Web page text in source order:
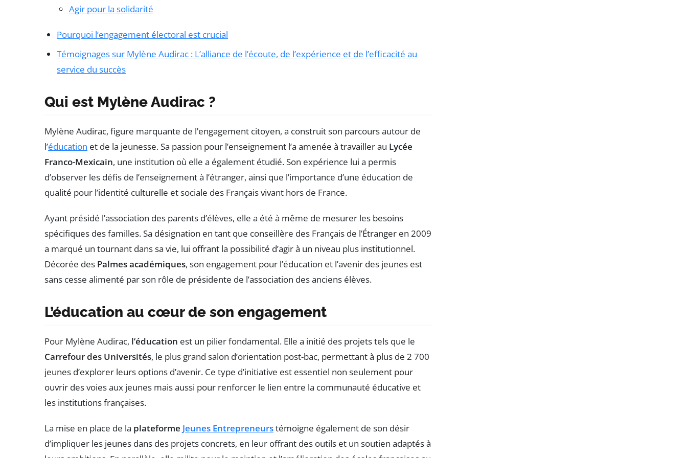
Agir pour la solidarité
Pourquoi l’engagement électoral est crucial
Témoignages sur Mylène Audirac : L’alliance de l’écoute, de l’expérience et de l’efficacité au
service du succès
Qui est Mylène Audirac ?
Mylène Audirac, figure marquante de l’engagement citoyen, a construit son parcours autour de
l’éducation et de la jeunesse. Sa passion pour l’enseignement l’a amenée à travailler au Lycée
Franco-Mexicain, une institution où elle a également étudié. Son expérience lui a permis
d’observer les défis de l’enseignement à l’étranger, ainsi que l’importance d’une éducation de
qualité pour l’identité culturelle et sociale des Français vivant hors de France.
Ayant présidé l’association des parents d’élèves, elle a été à même de mesurer les besoins
spécifiques des familles. Sa désignation en tant que conseillère des Français de l’Étranger en 2009
a marqué un tournant dans sa vie, lui offrant la possibilité d’agir à un niveau plus institutionnel.
Décorée des Palmes académiques, son engagement pour l’éducation et l’avenir des jeunes est
sans cesse alimenté par son rôle de présidente de l’association des anciens élèves.
L’éducation au cœur de son engagement
Pour Mylène Audirac, l’éducation est un pilier fondamental. Elle a initié des projets tels que le
Carrefour des Universités, le plus grand salon d’orientation post-bac, permettant à plus de 2 700
jeunes d’explorer leurs options d’avenir. Ce type d’initiative est essentiel non seulement pour
ouvrir des voies aux jeunes mais aussi pour renforcer le lien entre la communauté éducative et
les institutions françaises.
La mise en place de la plateforme Jeunes Entrepreneurstémoigne également de son désir
d’impliquer les jeunes dans des projets concrets, en leur offrant des outils et un soutien adaptés à